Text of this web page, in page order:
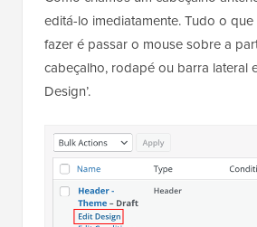
editá-lo imediatamente. Tudo o
fazer é passar o mouse sobre a
cabeçalho, rodapé ou barra lateral
Design’.